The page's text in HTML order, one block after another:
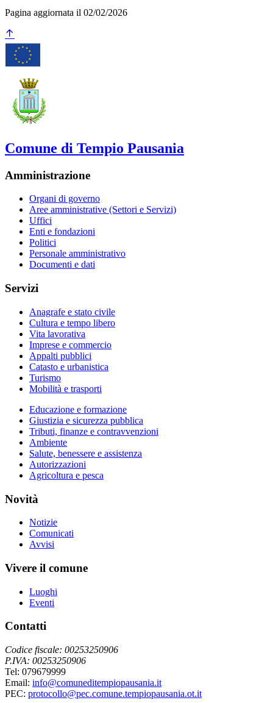
Pagina aggiornata il 02/02/2026
Comune di Tempio Pausania
Amministrazione
Organi di governo
Aree amministrative (Settori e Servizi)
Uffici
Enti e fondazioni
Politici
Personale amministrativo
Documenti e dati
Servizi
Anagrafe e stato civile
Cultura e tempo libero
Vita lavorativa
Imprese e commercio
Appalti pubblici
Catasto e urbanistica
Turismo
Mobilità e trasporti
Educazione e formazione
Giustizia e sicurezza pubblica
Tributi, finanze e contravvenzioni
Ambiente
Salute, benessere e assistenza
Autorizzazioni
Agricoltura e pesca
Novità
Notizie
Comunicati
Avvisi
Vivere il comune
Luoghi
Eventi
Contatti
Codice fiscale: 00253250906
P.IVA: 00253250906
Tel: 079679999
Email: info@comuneditempiopausania.it
PEC: protocollo@pec.comune.tempiopausania.ot.it